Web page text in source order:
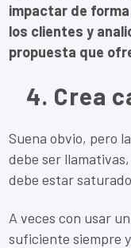
impactar de
los clientes y
propuesta que
4. Crea
Suena obvio, pero
debe ser
debe estar
A veces con usar
suficiente siempre